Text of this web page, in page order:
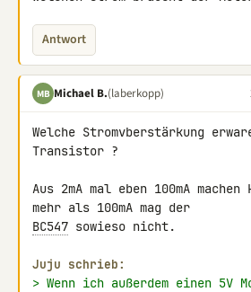
Antwort
MB Michael B.(laberkopp)
Welche Stromvberstärkung
Transistor ?
Aus 2mA mal eben 100mA
BC547 sowieso nicht.
Juju schrieb:
> Wenn ich außerdem einen 5V